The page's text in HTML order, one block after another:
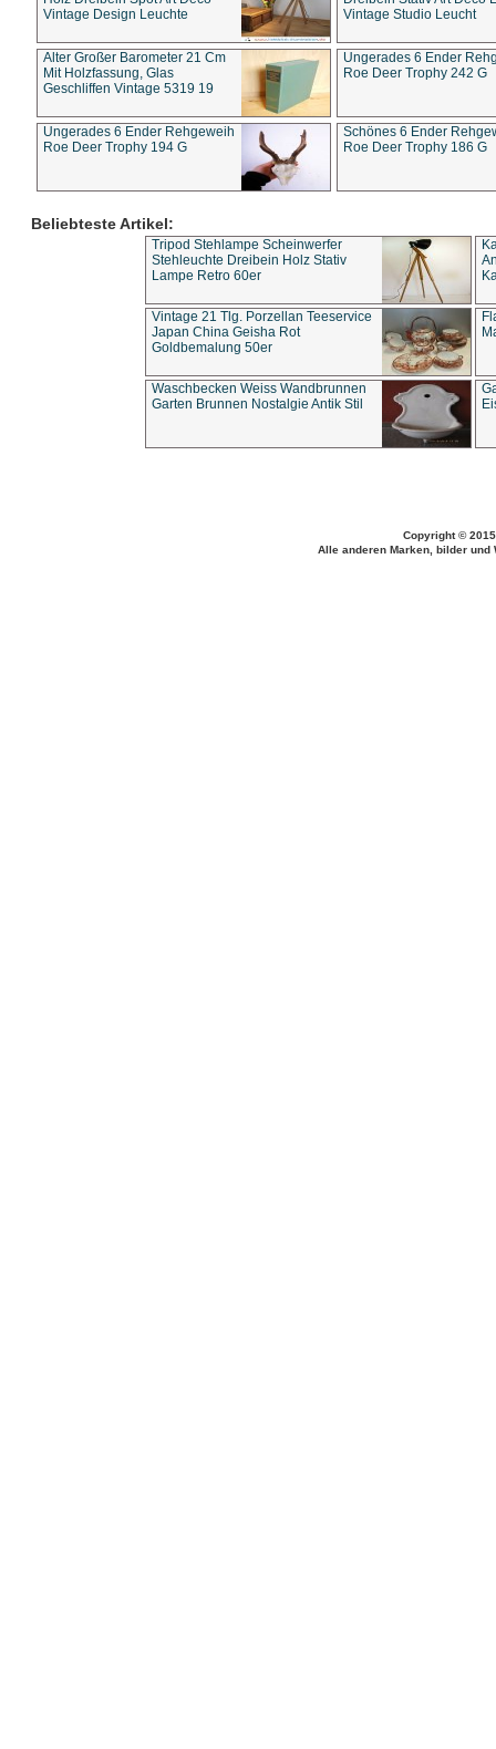
Vintage Design Leuchte
Vintage Studio Leucht
Alter Großer Barometer 21 Cm
Mit Holzfassung, Glas
Geschliffen Vintage 5319 19
Ungerades 6 Ender
Roe Deer Trophy 242 G
Ungerades 6 Ender Rehgeweih
Roe Deer Trophy 194 G
Schönes 6 Ender
Roe Deer Trophy 186 G
Beliebteste Artikel:
Tripod Stehlampe Scheinwerfer
Stehleuchte Dreibein Holz Stativ
Lampe Retro 60er
Vintage 21 Tlg. Porzellan Teeservice
Japan China Geisha Rot
Goldbemalung 50er
Waschbecken Weiss Wandbrunnen
Garten Brunnen Nostalgie Antik Stil
Copyright ©
Alle anderen Marken, bilder und